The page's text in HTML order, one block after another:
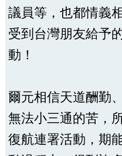
議員等，也都情義
受到台灣朋友給予
動！
爾元相信天道酬勤
無法小三通的苦，
復航連署活動，期